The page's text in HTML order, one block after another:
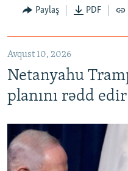
Paylaş PDF
Avqust 10, 2026
Netanyahu
planını rədd edir